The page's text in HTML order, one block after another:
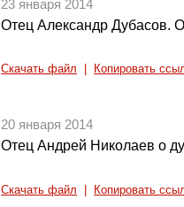
23 января 2014
Отец Александр Дубасов.
Скачать файл Копировать
20 января 2014
Отец Андрей Николаев о
Скачать файл Копировать